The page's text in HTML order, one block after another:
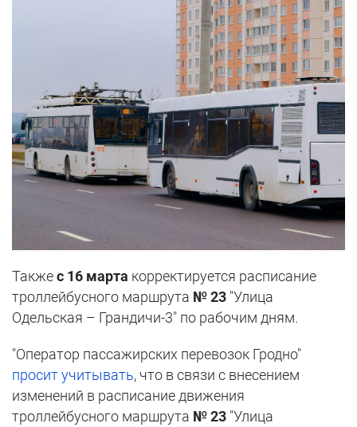
Такжес 16 марта корректируется расписание
троллейбусного маршрута № 23 "Улица
Одельская – Грандичи-3" по рабочим дням.
"Оператор пассажирских перевозок Гродно"
просит учитывать, что в связи с внесением
изменений в расписание движения
троллейбусного маршрута № 23 "Улица